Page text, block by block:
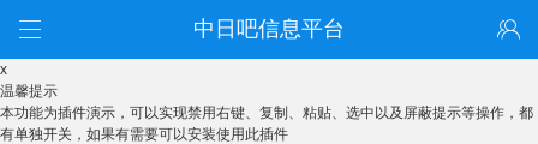
中日吧信息平台
x
温馨提示
本功能为插件演示，可以实现禁用右键、复制、粘贴、选中以及屏蔽提示等操作，都
有单独开关，如果有需要可以安装使用此插件